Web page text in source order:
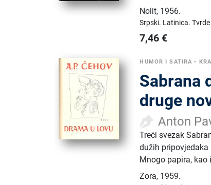
Nolit, 1956.
Srpski. Latinica.
7,46 €
HUMOR I SATIRA •
Sabrana
druge
Anton
Treći svezak
dužih pripovjedaka
Mnogo papira, kao
Zora, 1959.